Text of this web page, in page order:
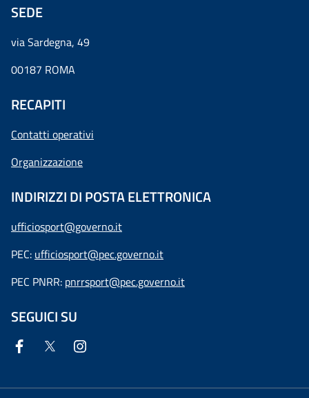
SEDE
via Sardegna, 49
00187 ROMA
RECAPITI
Contatti operativi
Organizzazione
INDIRIZZI DI POSTA ELETTRONICA
ufficiosport@governo.it
PEC: ufficiosport@pec.governo.it
PEC PNRR: pnrrsport@pec.governo.it
SEGUICI SU